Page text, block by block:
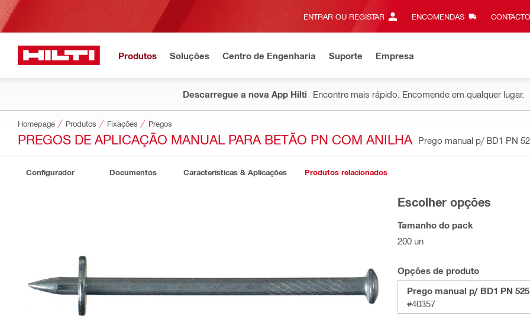
ENTRAR OU REGISTAR ENCOMENDAS CONTACTO‎
Produtos Soluções Centro de Engenharia Suporte Empresa
Descarregue a nova App Hilti Encontre mais rápido. Encomende em qualquer lugar.
Homepage Produtos Fixações Pregos
PREGOS DE APLICAÇÃO MANUAL PARA BETÃO PN COM ANILHA Prego manual p/ BD1 PN
Configurador Documentos Características & Aplicações Produtos relacionados
Escolher opções
Tamanho do pack
200 un
Opções de produto
Prego manual p/ BD1 PN
#40357